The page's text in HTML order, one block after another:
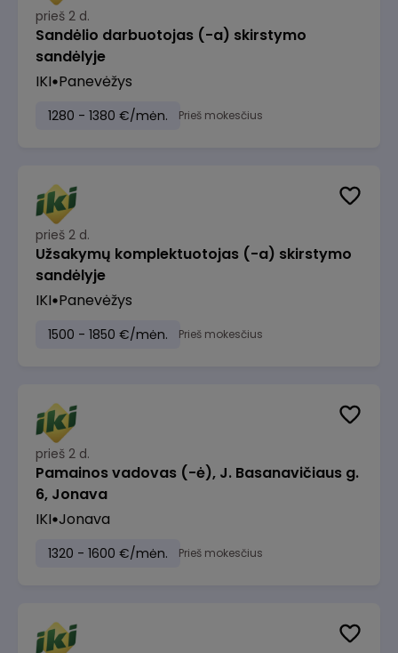
prieš 2 d.
Sandėlio darbuotojas (-a) skirstymo
sandėlyje
IKI Panevėžys
1280 - 1380 €/mėn. Prieš mokesčius
prieš 2 d.
Užsakymų komplektuotojas (-a) skirstymo
sandėlyje
IKI Panevėžys
1500 - 1850 €/mėn. Prieš mokesčius
prieš 2 d.
Pamainos vadovas (-ė), J. Basanavičiaus g.
6, Jonava
IKI Jonava
1320 - 1600 €/mėn. Prieš mokesčius